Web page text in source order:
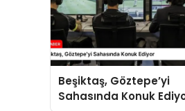
Beşiktaş, Göztepe’yi
Sahasında Konuk